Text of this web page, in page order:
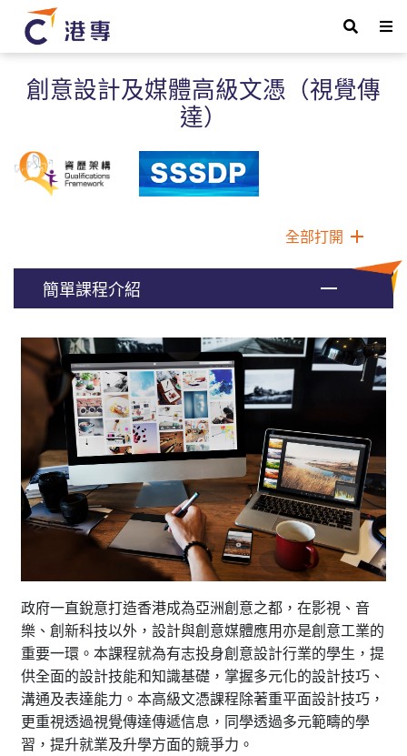
創意設計及媒體高級文憑（視覺傳
達）
全部打開
簡單課程介紹
政府一直銳意打造香港成為亞洲創意之都，在影視、音
樂、創新科技以外，設計與創意媒體應用亦是創意工業的
重要一環。本課程就為有志投身創意設計行業的學生，提
供全面的設計技能和知識基礎，掌握多元化的設計技巧、
溝通及表達能力。本高級文憑課程除著重平面設計技巧，
更重視透過視覺傳達傳遞信息，同學透過多元範疇的學
習，提升就業及升學方面的競爭力。